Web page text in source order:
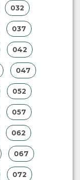
032
037
042
047
052
057
062
067
072